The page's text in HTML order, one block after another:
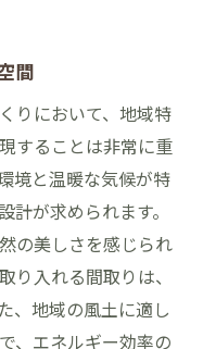
の工夫
案
あり方
間
りにおいて、地域特
することは非常に重
境と温暖な気候が特
が求められます。
の美しさを感じられ
り入れる間取りは、
、地域の風土に適し
、エネルギー効率の